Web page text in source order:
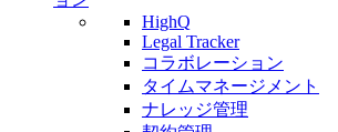
HighQ
Legal Tracker
コラボレーション
タイムマネージメント
ナレッジ管理